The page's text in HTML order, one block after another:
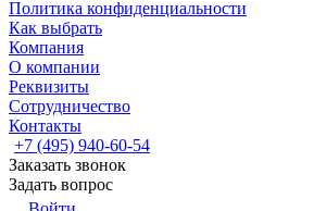
Политика конфиденциальности
Как выбрать
Компания
О компании
Реквизиты
Сотрудничество
Контакты
+7 (495) 940-60-54
Заказать звонок
Задать вопрос